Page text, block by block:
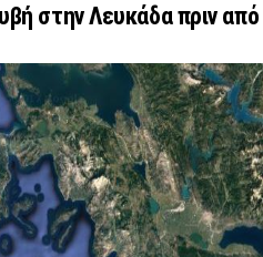
στην Λευκάδα πριν από